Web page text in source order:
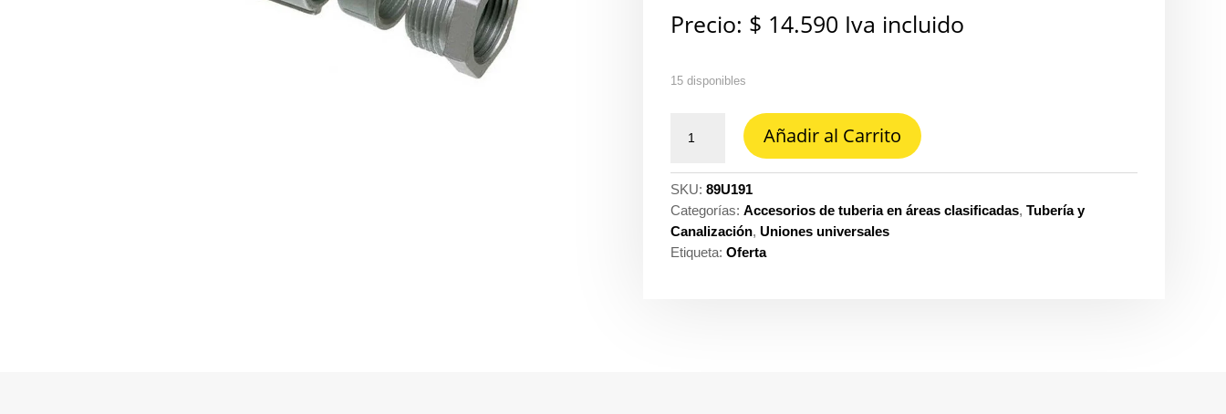
Precio: $ 14.590 Iva incluido
15 disponibles
erickson
ext
Crouse
hinds
cantidad
Añadir al Carrito
SKU:89U191
Categorías:Accesorios de tuberia en áreas clasificadas,Tubería y
Canalización,Uniones universales
Etiqueta:Oferta